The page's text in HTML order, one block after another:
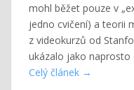
mohl běžet pouze v
jedno cvičení) a teorii
z videokurzů od
ukázalo jako
Celý článek